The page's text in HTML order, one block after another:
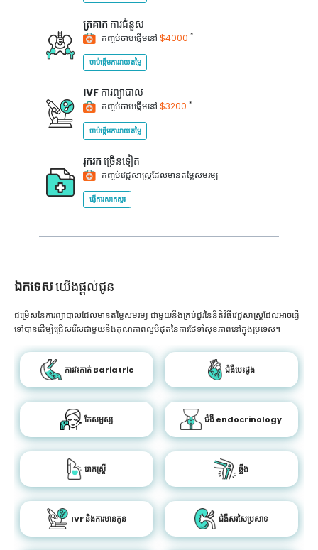
ត្រគាក ការជំនួស
កញ្ចប់ចាប់ផ្តើមនៅ $4000 *
ចាប់ផ្តើមការវាយតម្លៃ
IVF ការព្យាបាល
កញ្ចប់ចាប់ផ្តើមនៅ $3200 *
ចាប់ផ្តើមការវាយតម្លៃ
រុករក ច្រើនទៀត
កញ្ចប់វេជ្ជសាស្ត្រដែលមានតម្លៃសមរម្យ
ផ្ញើការសាកសួរ
ឯកទេសយើងផ្តល់ជូន
ជម្រើសនៃការព្យាបាលដែលមានតម្លៃសមរម្យ ជាមួយនឹងគ្រប់ជួរនៃនីតិវិធីវេជ្ជសាស្រ្តដែលអាចធ្វើ
ទៅបានដើម្បីជ្រើសរើសជាមួយនឹងគុណភាពល្អបំផុតនៃការថែទាំសុខភាពនៅក្នុងប្រទេស។
ការវះកាត់ Bariatric ជំងឺបេះដូង
កែសម្ផស្ស ជំងឺ endocrinology
រោគស្ត្រី ឆ្អឹង
IVF និងការមានកូន ជំងឺសរសៃប្រសាទ